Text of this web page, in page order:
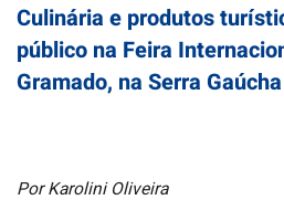
Culinária e produtos
público na Feira
Gramado, na Serra Gaúcha
Por Karolini Oliveira